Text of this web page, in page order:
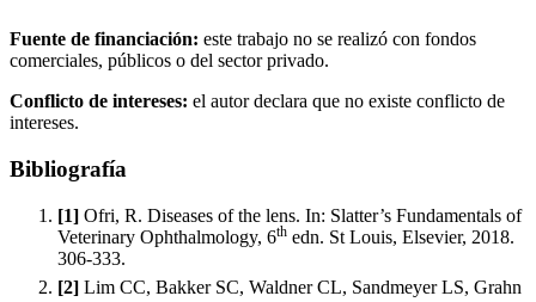
Fuente de financiación: este trabajo no se realizó con fondos
comerciales, públicos o del sector privado.
Conflicto de intereses: el autor declara que no existe conflicto de
intereses.
Bibliografía
[1] Ofri, R. Diseases of the lens. In: Slatter’s Fundamentals of
Veterinary Ophthalmology, 6th edn. St Louis, Elsevier, 2018.
306-333.
[2] Lim CC, Bakker SC, Waldner CL, Sandmeyer LS, Grahn